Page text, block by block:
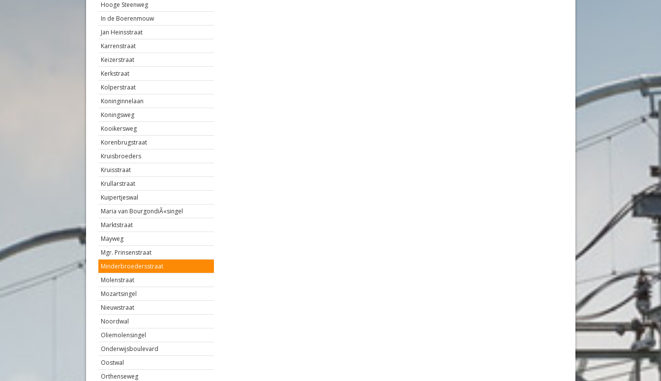
Hooge Steenweg
In de Boerenmouw
Jan Heinsstraat
Karrenstraat
Keizerstraat
Kerkstraat
Kolperstraat
Koninginnelaan
Koningsweg
Kooikersweg
Korenbrugstraat
Kruisbroeders
Kruisstraat
Krullarstraat
Kuipertjeswal
Maria van BourgondiÃ«singel
Marktstraat
Mayweg
Mgr. Prinsenstraat
Minderbroedersstraat
Molenstraat
Mozartsingel
Nieuwstraat
Noordwal
Oliemolensingel
Onderwijsboulevard
Oostwal
Orthenseweg